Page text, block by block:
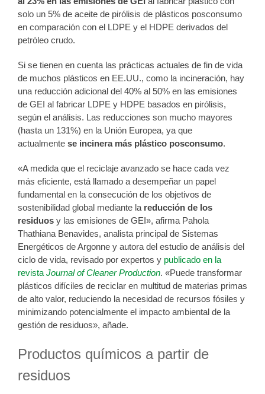
solo un 5% de aceite de pirólisis de plásticos posconsumo
en comparación con el LDPE y el HDPE derivados del
petróleo crudo.
Si se tienen en cuenta las prácticas actuales de fin de vida
de muchos plásticos en EE.UU., como la incineración, hay
una reducción adicional del 40% al 50% en las emisiones
de GEI al fabricar LDPE y HDPE basados en pirólisis,
según el análisis. Las reducciones son mucho mayores
(hasta un 131%) en la Unión Europea, ya que
actualmente se incinera más plástico posconsumo.
«A medida que el reciclaje avanzado se hace cada vez
más eficiente, está llamado a desempeñar un papel
fundamental en la consecución de los objetivos de
sostenibilidad global mediante la reducción de los
residuos y las emisiones de GEI», afirma Pahola
Thathiana Benavides, analista principal de Sistemas
Energéticos de Argonne y autora del estudio de análisis del
ciclo de vida, revisado por expertos y publicado en la
revista Journal of Cleaner Production. «Puede transformar
plásticos difíciles de reciclar en multitud de materias primas
de alto valor, reduciendo la necesidad de recursos fósiles y
minimizando potencialmente el impacto ambiental de la
gestión de residuos», añade.
Productos químicos a partir de
residuos